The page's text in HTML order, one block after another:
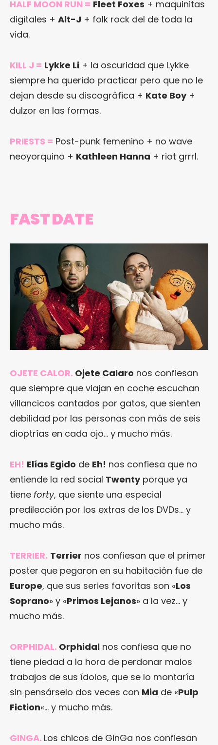
HALF MOON RUN = Fleet Foxes + maquinitas
digitales + Alt-J + folk rock del de toda la
vida.
KILL J = Lykke Li + la oscuridad que Lykke
siempre ha querido practicar pero que no le
dejan desde su discográfica + Kate Boy+
dulzor en las formas.
PRIESTS = Post-punk femenino + no wave
neoyorquino + Kathleen Hanna + riot grrrl.
FAST DATE
OJETE CALOR. Ojete Calaro nos confiesan
que siempre que viajan en coche escuchan
villancicos cantados por gatos, que sienten
debilidad por las personas con más de seis
dioptrías en cada ojo… y mucho más.
EH! Elías Egido de Eh! nos confiesa que no
entiende la red social Twentyporque ya
tiene forty, que siente una especial
predilección por los extras de los DVDs… y
mucho más.
TERRIER. Terrier nos confiesan que el primer
poster que pegaron en su habitación fue de
Europe, que sus series favoritas son «Los
Soprano» y «Primos Lejanos» a la vez… y
mucho más.
ORPHIDAL. Orphidal nos confiesa que no
tiene piedad a la hora de perdonar malos
trabajos de sus ídolos, que se lo montaría
sin pensárselo dos veces con Mia de «Pulp
Fiction«… y mucho más.
GINGA. Los chicos de GinGa nos confiesan